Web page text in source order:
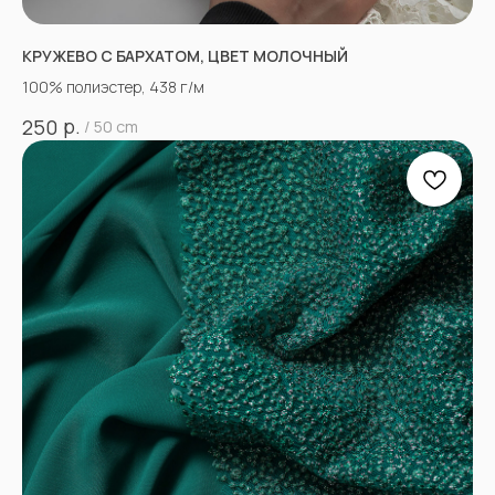
КРУЖЕВО С БАРХАТОМ, ЦВЕТ МОЛОЧНЫЙ
100% полиэстер, 438 г/м
250 р. / 50 cm